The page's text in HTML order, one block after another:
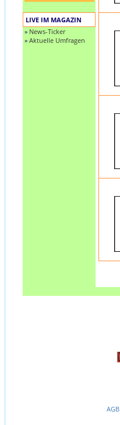
LIVE IM MAGAZIN
» News-Ticker
» Aktuelle Umfragen
AGB